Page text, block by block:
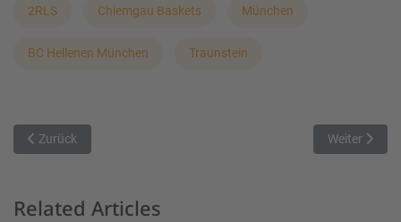
2RLS Chiemgau Baskets München
BC Hellenen München Traunstein
Vorheriger Beitrag: Lukas Blank bleibt den Chiemgau Baskets treu
Zurück Nächster
Weiter
Related Articles